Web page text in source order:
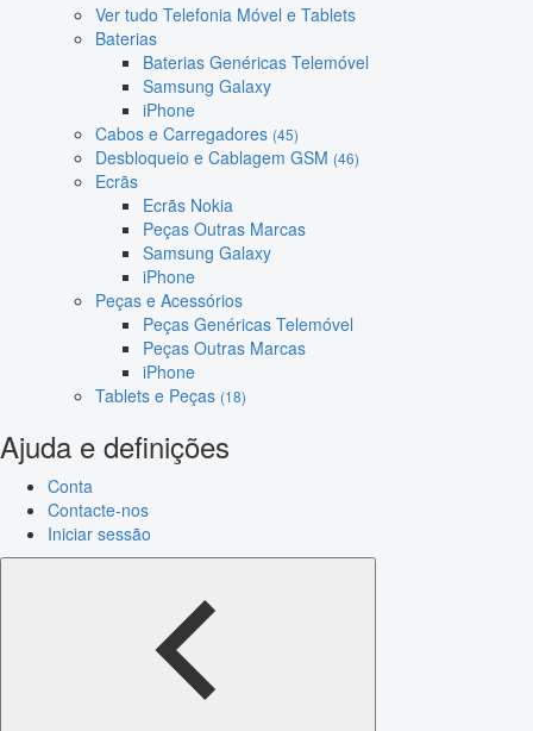
Ver tudo Telefonia Móvel e Tablets
Baterias
Baterias Genéricas Telemóvel
Samsung Galaxy
iPhone
Cabos e Carregadores (45)
Desbloqueio e Cablagem GSM (46)
Ecrãs
Ecrãs Nokia
Peças Outras Marcas
Samsung Galaxy
iPhone
Peças e Acessórios
Peças Genéricas Telemóvel
Peças Outras Marcas
iPhone
Tablets e Peças (18)
Ajuda e definições
Conta
Contacte-nos
Iniciar sessão